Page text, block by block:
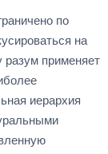
по
на
разум применяет
иерархия